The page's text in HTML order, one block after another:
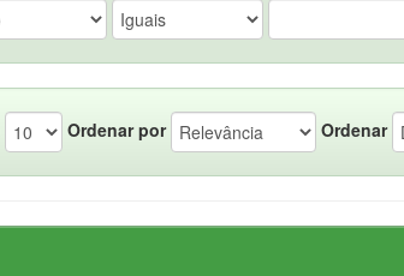
Ordenar por Ordenar